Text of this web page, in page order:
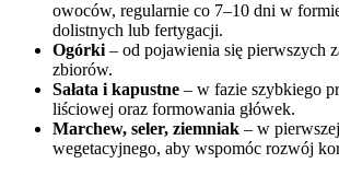
owoców, regularnie co 7–10 dni w
dolistnych lub fertygacji.
Ogórki– od pojawienia się pierwszych
zbiorów.
Sałata i kapustne – w fazie szybkiego
liściowej oraz formowania główek.
Marchew, seler, ziemniak – w
wegetacyjnego, aby wspomóc rozwój